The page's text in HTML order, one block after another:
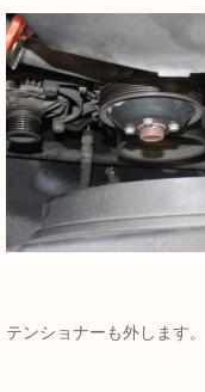
テンショナーも外します。